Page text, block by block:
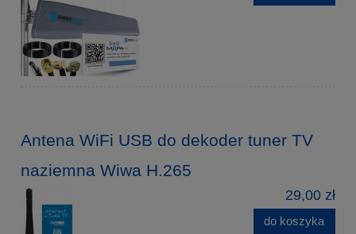
Antena WiFi USB do dekoder tuner TV
naziemna Wiwa H.265
29,00 zł
do koszyka